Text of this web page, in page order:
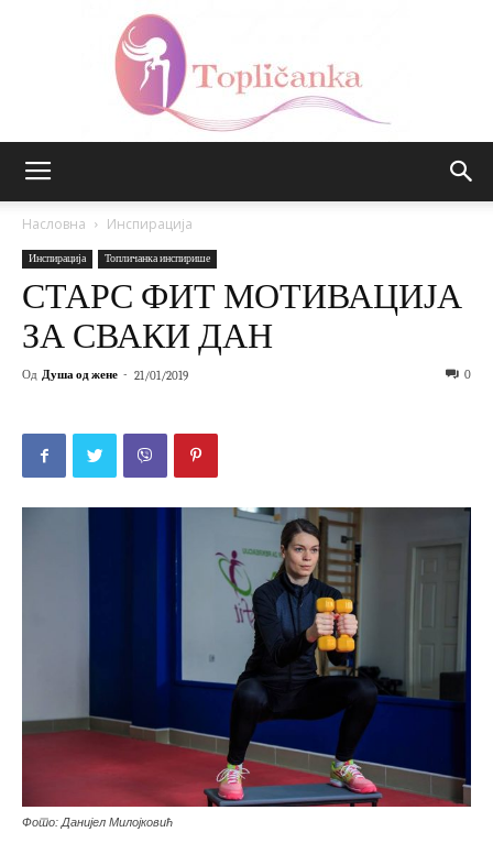
Насловна Инспирација
Инспирација Топличанка инспирише
СТАРС ФИТ МОТИВАЦИЈА
ЗА СВАКИ ДАН
Од Душа од жене - 21/01/2019 0
Фото: Данијел Милојковић